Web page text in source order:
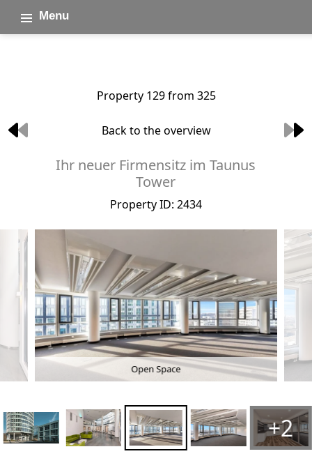
Menu
Property 129 from 325
Back to the overview
Ihr neuer Firmensitz im Taunus
Tower
Property ID: 2434
Open Space
+2